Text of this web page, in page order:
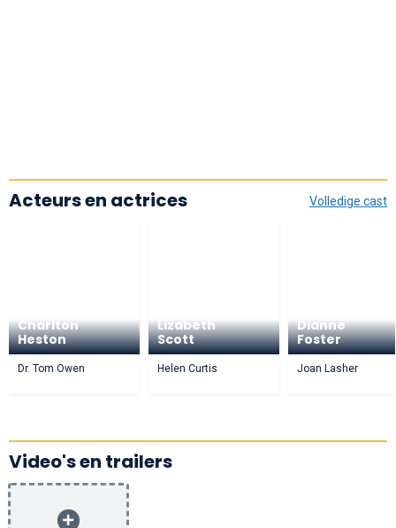
Volledige cast
Acteurs en actrices
Charlton
Heston
Dr. Tom Owen
Lizabeth
Scott
Helen Curtis
Dianne
Foster
Joan Lasher
Video's en trailers